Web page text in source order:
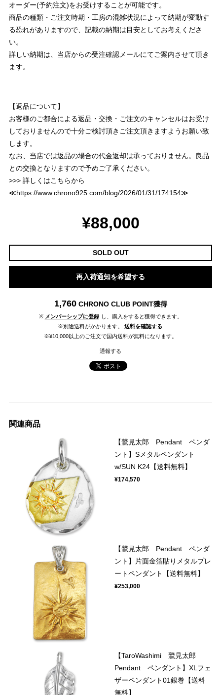
オーダー(予約注文)をお受けすることが可能です。
商品の種類・ご注文時期・工房の混雑状況によって納期が変動す
る恐れがありますので、記載の納期は目安としてお考えくださ
い。
詳しい納期は、当店からの受注確認メールにてご案内させて頂き
ます。
【返品について】
お客様のご都合による返品・交換・ご注文のキャンセルはお受け
しておりませんので十分ご検討頂きご注文頂きますようお願い致
します。
なお、当店では返品の場合の代金返却は承っておりません。良品
との交換となりますので予めご了承ください。
>>> 詳しくはこちらから
≪https://www.chrono925.com/blog/2026/01/31/174154≫
¥88,000
SOLD OUT
再入荷通知を希望する
1,760 CHRONO CLUB POINT獲得
※ メンバーシップに登録 し、購入をすると獲得できます。
※別途送料がかかります。
送料を確認する
※¥10,000以上のご注文で国内送料が無料になります。
通報する
関連商品
【鷲見太郎 Pendant ペンダ
ント】Sメタルペンダント
w/SUN K24【送料無料】
¥174,570
【鷲見太郎 Pendant ペンダ
ント】片面金箔貼りメタルプレ
ートペンダント【送料無料】
¥253,000
【TaroWashimi 鷲見太郎
Pendant ペンダント】XLフェ
ザーペンダント01銀巻【送料
無料】